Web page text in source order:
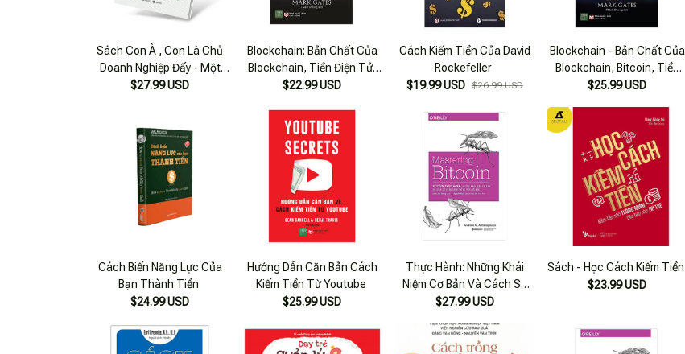
Sách Con À , Con Là Chủ
Doanh Nghiệp Đấy - Một
Cuốn Sách Dạy Con Về
$27.99 USD
Blockchain: Bản Chất Của
Blockchain, Tiền Điện Tử,
Hợp Đồng Thông Minh Và
$22.99 USD
Cách Kiếm Tiền Của David
Rockefeller
$19.99 USD $26.99 USD
Blockchain - Bản Chất Của
Blockchain, Bitcoin, Tiền
Điện Tử, Hợp Đồng Thông
$25.99 USD
Cách Biến Năng Lực Của
Bạn Thành Tiền
$24.99 USD
Hướng Dẫn Căn Bản Cách
Kiếm Tiền Từ Youtube
$25.99 USD
Thực Hành: Những Khái
Niệm Cơ Bản Và Cách Sử
Dụng Đúng Đồng Tiền Mã
$27.99 USD
Sách - Học Cách Kiếm Tiền
$23.99 USD